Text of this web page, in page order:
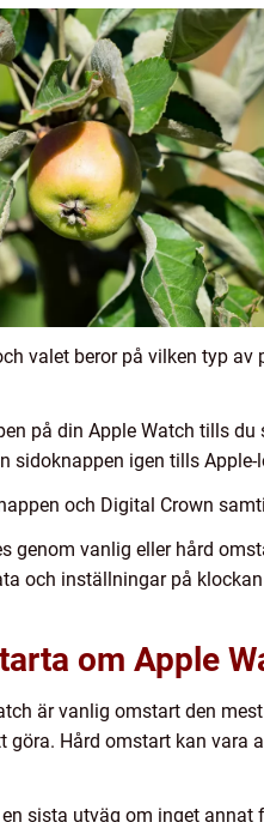
valet beror på vilken typ
på din Apple Watch tills
sidoknappen igen tills Apple-
och Digital Crown
genom vanlig eller hård
och inställningar på
om Apple
är vanlig omstart den
göra. Hård omstart kan
sista utväg om inget